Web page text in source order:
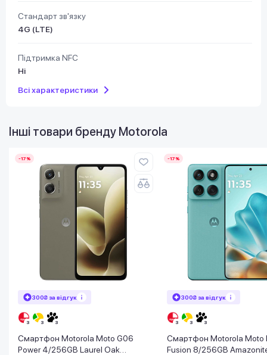
Стандарт зв'язку
4G (LTE)
Підтримка NFC
Ні
Всі характеристики
Інші товари бренду Motorola
-17%
300₴ за відгук
Смартфон Motorola Moto G06
Power 4/256GB Laurel Oak
-17%
300₴ за відгук
Смартфон Motorola Moto
Fusion 8/256GB